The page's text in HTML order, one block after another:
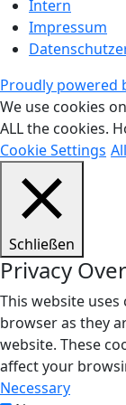
Intern
Impressum
Proudly powered
We use cookies
ALL the cookies.
Cookie Settings
Schließen
Privacy
This website
browser as they
website. These
affect your
Necessary